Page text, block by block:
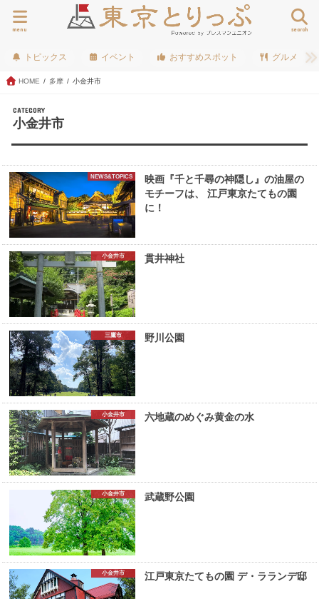
search
menu
トピックス イベント おすすめスポット グルメ
HOME 多摩 小金井市
CATEGORY
小金井市
NEWS&TOPICS
映画『千と千尋の神隠し』の油屋の
モチーフは、 江戸東京たてもの園
に！
小金井市 貫井神社
三鷹市 野川公園
小金井市 六地蔵のめぐみ黄金の水
小金井市 武蔵野公園
小金井市 江戸東京たてもの園 デ・ラランデ邸